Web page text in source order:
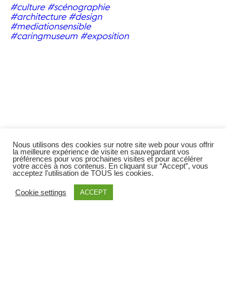
#culture #scénographie
#architecture #design
#mediationsensible
#caringmuseum #exposition
Nous utilisons des cookies sur notre site web pour vous offrir
la meilleure expérience de visite en sauvegardant vos
préférences pour vos prochaines visites et pour accélérer
votre accès à nos contenus. En cliquant sur “Accept”, vous
acceptez l'utilisation de TOUS les cookies.
Cookie settings ACCEPT